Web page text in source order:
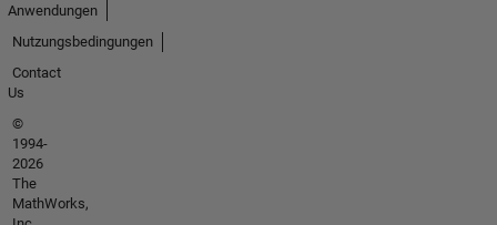
Anwendungen
Nutzungsbedingungen
Contact
Us
©
1994-
2026
The
MathWorks,